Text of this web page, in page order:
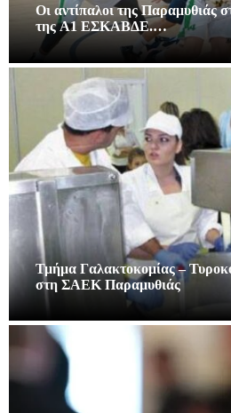
Οι αντίπαλοι της Παραμυθιάς
της A1 ΕΣΚΑΒΔΕ.…
Τμήμα Γαλακτοκομίας –
στη ΣΑΕΚ Παραμυθιάς